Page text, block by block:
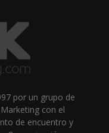
por un grupo de
con el
de encuentro y